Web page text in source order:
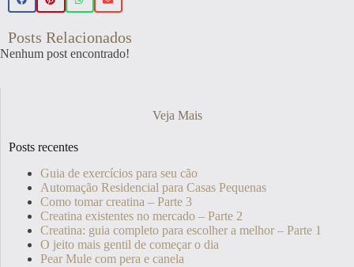
Posts Relacionados
Nenhum post encontrado!
Veja Mais
Posts recentes
Guia de exercícios para seu cão
Automação Residencial para Casas Pequenas
Como tomar creatina – Parte 3
Creatina existentes no mercado – Parte 2
Creatina: guia completo para escolher a melhor – Parte 1
O jeito mais gentil de começar o dia
Pear Mule com pera e canela